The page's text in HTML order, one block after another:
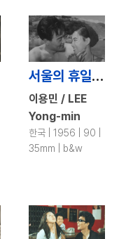
서울의 휴일 / Holiday in Seoul
이용민 / LEE
Yong-min
한국 | 1956 | 90 |
35mm | b&w